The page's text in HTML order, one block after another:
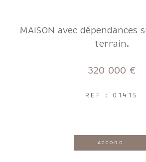
MAISON avec dépendances
terrain.
320 000 €
REF : 01415
ACCORD